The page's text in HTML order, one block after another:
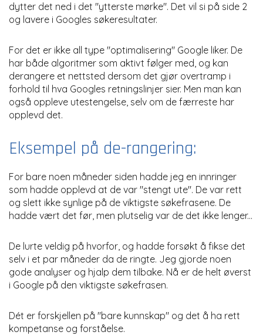
dytter det ned i det "ytterste mørke". Det vil si på side 2
og lavere i Googles søkeresultater.
For det er ikke all type "optimalisering" Google liker. De
har både algoritmer som aktivt følger med, og kan
derangere et nettsted dersom det gjør overtramp i
forhold til hva Googles retningslinjer sier. Men man kan
også oppleve utestengelse, selv om de færreste har
opplevd det.
Eksempel på de-rangering:
For bare noen måneder siden hadde jeg en innringer
som hadde opplevd at de var "stengt ute". De var rett
og slett ikke synlige på de viktigste søkefrasene. De
hadde vært det før, men plutselig var de det ikke lenger...
De lurte veldig på hvorfor, og hadde forsøkt å fikse det
selv i et par måneder da de ringte. Jeg gjorde noen
gode analyser og hjalp dem tilbake. Nå er de helt øverst
i Google på den viktigste søkefrasen.
Dét er forskjellen på "bare kunnskap" og det å ha rett
kompetanse og forståelse.